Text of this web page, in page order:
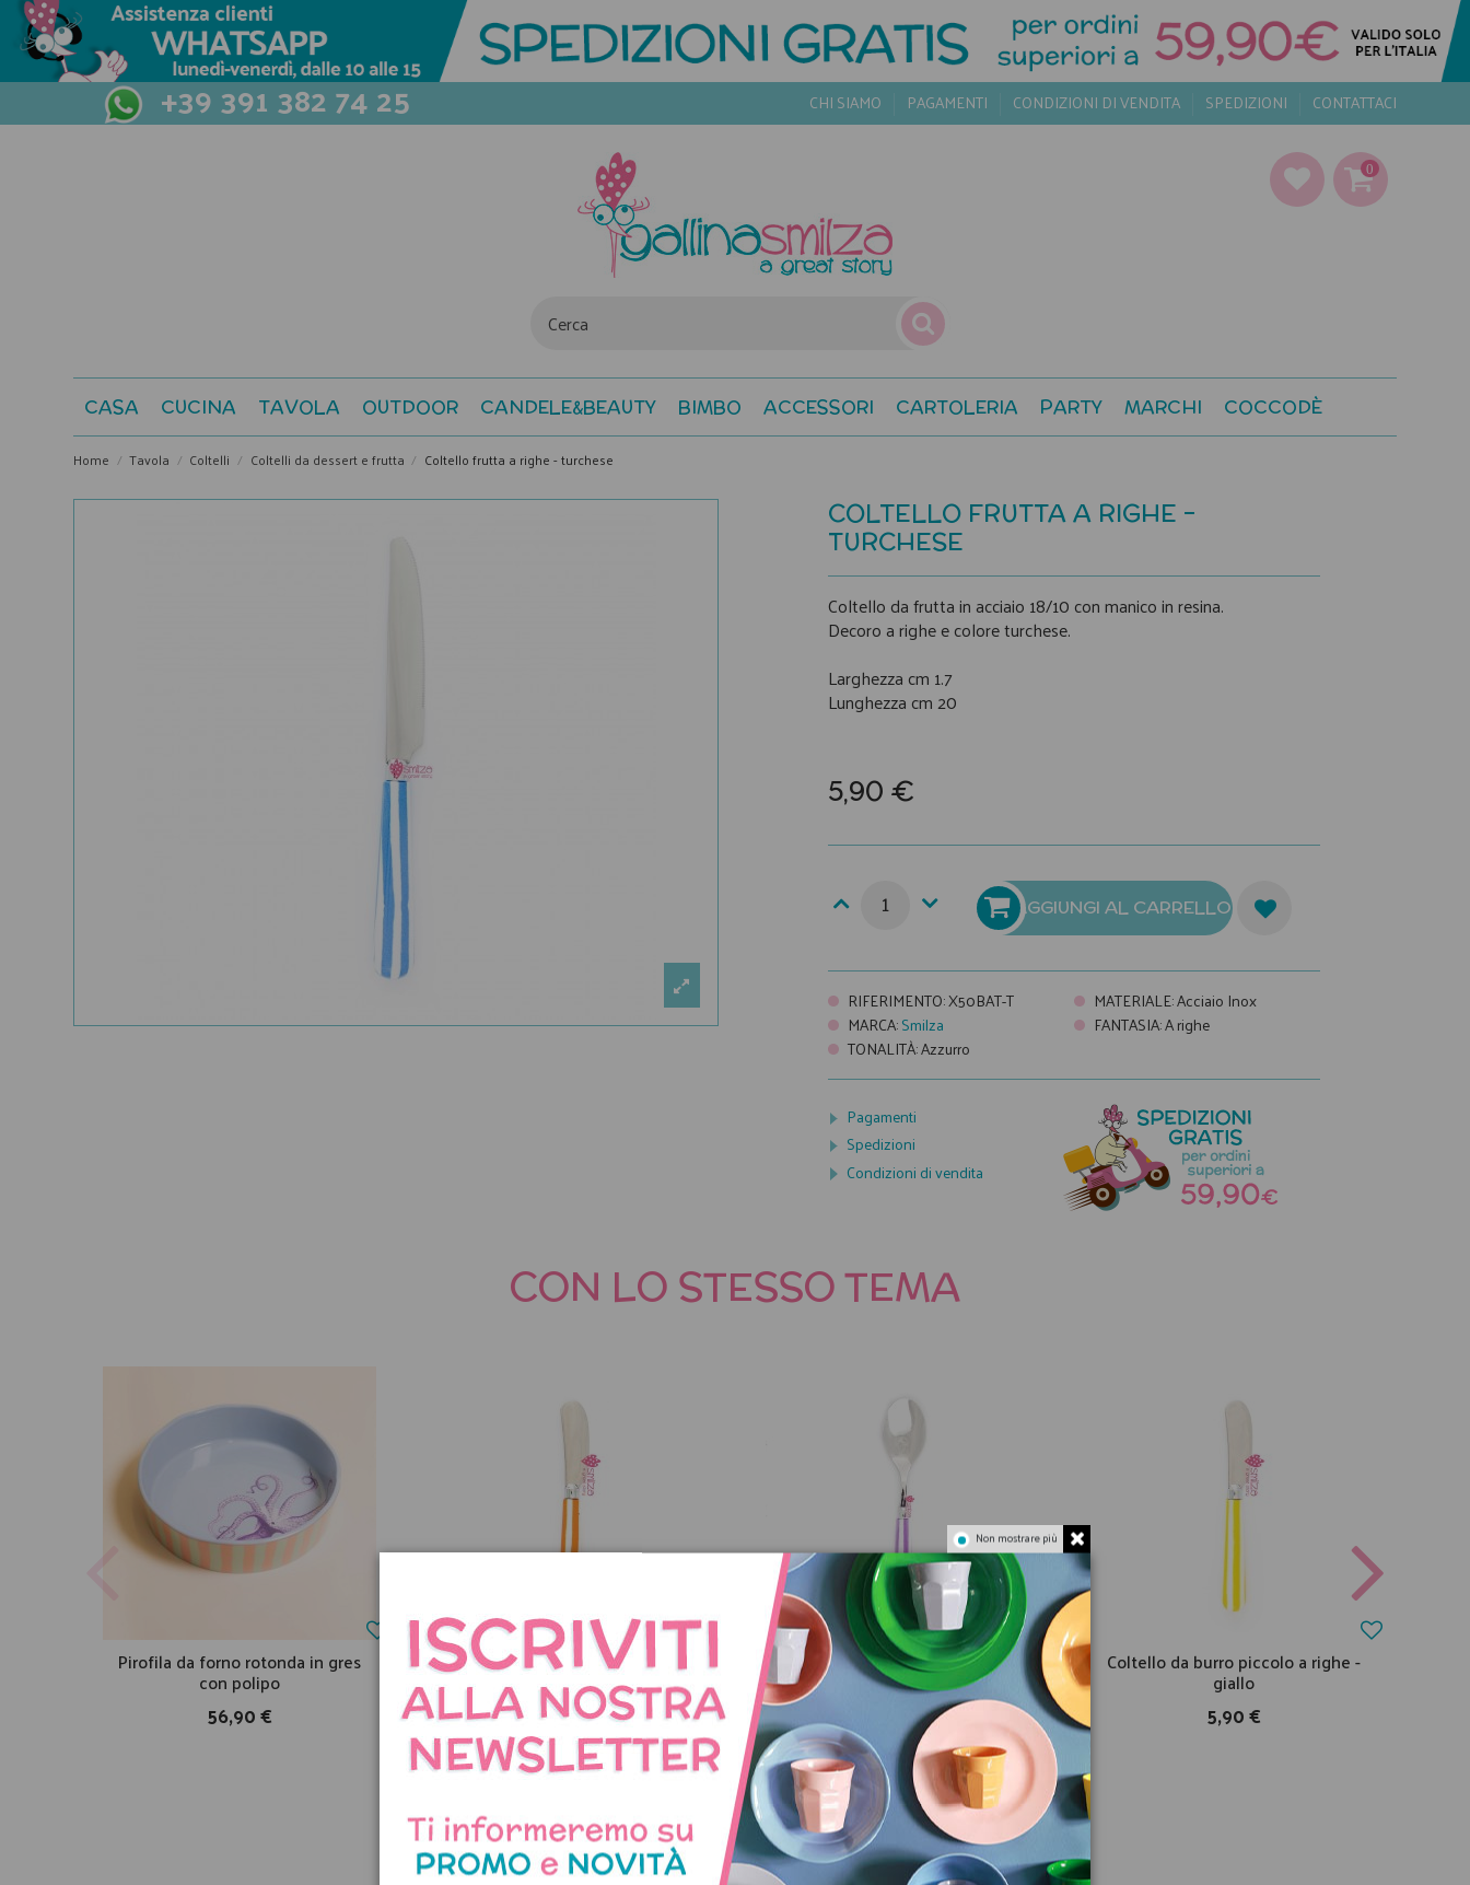
+39 391 382 74 25 CHI SIAMO PAGAMENTI CONDIZIONI DI VENDITA SPEDIZIONI CONTATTACI
0
CASA CUCINA TAVOLA OUTDOOR CANDELE&BEAUTY BIMBO ACCESSORI CARTOLERIA PARTY MARCHI COCCODÈ
Home Tavola Coltelli Coltelli da dessert e frutta Coltello frutta a righe - turchese
COLTELLO FRUTTA A RIGHE -
TURCHESE
Coltello da frutta in acciaio 18/10 con manico in resina.
Decoro a righe e colore turchese.
Larghezza cm 1.7
Lunghezza cm 20
5,90 €
AGGIUNGI AL CARRELLO
RIFERIMENTO:X50BAT-T MATERIALE:Acciaio Inox
MARCA:Smilza FANTASIA:A righe
TONALITÀ:Azzurro
Pagamenti
Spedizioni
Condizioni di vendita
CON LO STESSO TEMA
Pirofila da forno rotonda in gres
con polipo
56,90 €
Non disponibile
Coltello da burro piccolo a righe -
arancione
5,90 €
Cucchiaio frutta a righe - viola
5,90 €
Coltello da burro piccolo a righe -
giallo
5,90 €
Non mostrare più